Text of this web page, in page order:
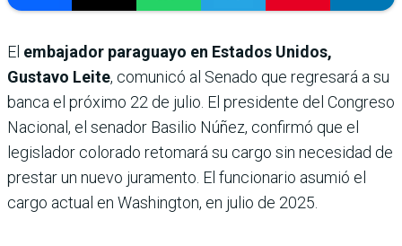
El embajador paraguayo en Estados Unidos,
Gustavo Leite, comunicó al Senado que regresará a su
banca el próximo 22 de julio. El presidente del Congreso
Nacional, el senador Basilio Núñez, confirmó que el
legislador colorado retomará su cargo sin necesidad de
prestar un nuevo juramento. El funcionario asumió el
cargo actual en Washington, en julio de 2025.